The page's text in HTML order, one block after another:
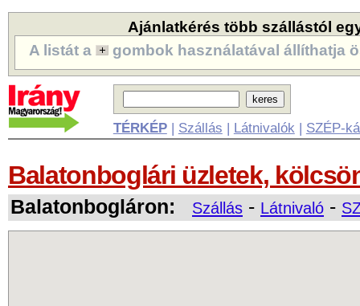
Ajánlatkérés több szállástól
A listát a
gombok használatával állíthatja
TÉRKÉP| Szállás | Látnivalók | SZÉP-
Balatonboglári üzletek,
Balatonbogláron: Szállás - Látnivaló -